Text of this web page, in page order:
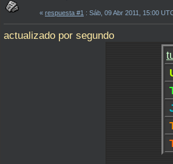
« respuesta #1 : Sáb, 09 Abr 2011, 15:00
actualizado por segundo